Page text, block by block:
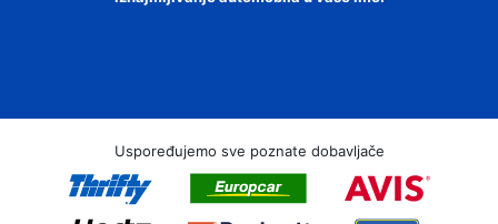
Uspoređujemo sve poznate dobavljače